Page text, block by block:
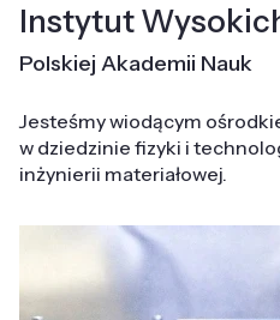
Instytut
Polskiej Akademii Nauk
Jesteśmy wiodącym
w dziedzinie fizyki i
inżynierii materiałowej.